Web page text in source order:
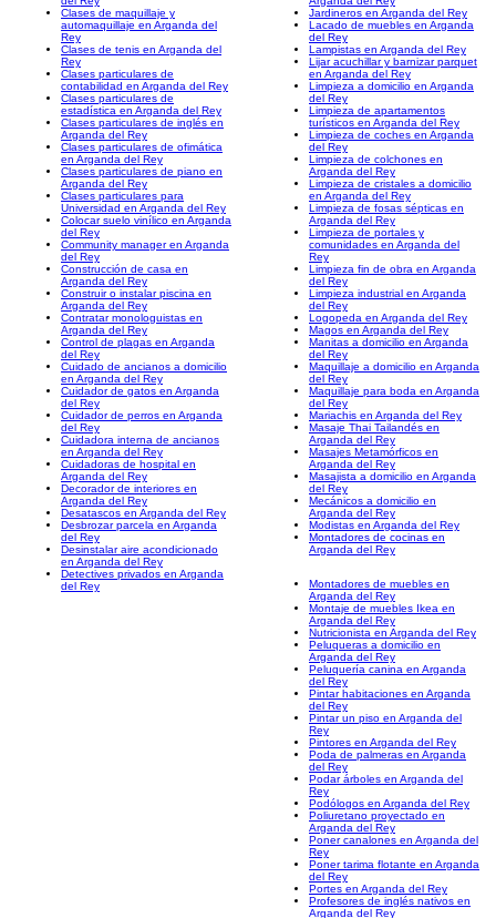
Clases de maquillaje y
automaquillaje en Arganda del
Rey
Clases de tenis en Arganda del
Rey
Clases particulares de
contabilidad en Arganda del Rey
Clases particulares de
estadística en Arganda del Rey
Clases particulares de inglés en
Arganda del Rey
Clases particulares de ofimática
en Arganda del Rey
Clases particulares de piano en
Arganda del Rey
Clases particulares para
Universidad en Arganda del Rey
Colocar suelo vinílico en Arganda
del Rey
Community manager en Arganda
del Rey
Construcción de casa en
Arganda del Rey
Construir o instalar piscina en
Arganda del Rey
Contratar monologuistas en
Arganda del Rey
Control de plagas en Arganda
del Rey
Cuidado de ancianos a domicilio
en Arganda del Rey
Cuidador de gatos en Arganda
del Rey
Cuidador de perros en Arganda
del Rey
Cuidadora interna de ancianos
en Arganda del Rey
Cuidadoras de hospital en
Arganda del Rey
Decorador de interiores en
Arganda del Rey
Desatascos en Arganda del Rey
Desbrozar parcela en Arganda
del Rey
Desinstalar aire acondicionado
en Arganda del Rey
Detectives privados en Arganda
del Rey
Jardineros en Arganda del Rey
Lacado de muebles en Arganda
del Rey
Lampistas en Arganda del Rey
Lijar acuchillar y barnizar parquet
en Arganda del Rey
Limpieza a domicilio en Arganda
del Rey
Limpieza de apartamentos
turísticos en Arganda del Rey
Limpieza de coches en Arganda
del Rey
Limpieza de colchones en
Arganda del Rey
Limpieza de cristales a domicilio
en Arganda del Rey
Limpieza de fosas sépticas en
Arganda del Rey
Limpieza de portales y
comunidades en Arganda del
Rey
Limpieza fin de obra en Arganda
del Rey
Limpieza industrial en Arganda
del Rey
Logopeda en Arganda del Rey
Magos en Arganda del Rey
Manitas a domicilio en Arganda
del Rey
Maquillaje a domicilio en Arganda
del Rey
Maquillaje para boda en Arganda
del Rey
Mariachis en Arganda del Rey
Masaje Thai Tailandés en
Arganda del Rey
Masajes Metamórficos en
Arganda del Rey
Masajista a domicilio en Arganda
del Rey
Mecánicos a domicilio en
Arganda del Rey
Modistas en Arganda del Rey
Montadores de cocinas en
Arganda del Rey
Montadores de muebles en
Arganda del Rey
Montaje de muebles Ikea en
Arganda del Rey
Nutricionista en Arganda del Rey
Peluqueras a domicilio en
Arganda del Rey
Peluquería canina en Arganda
del Rey
Pintar habitaciones en Arganda
del Rey
Pintar un piso en Arganda del
Rey
Pintores en Arganda del Rey
Poda de palmeras en Arganda
del Rey
Podar árboles en Arganda del
Rey
Podólogos en Arganda del Rey
Poliuretano proyectado en
Arganda del Rey
Poner canalones en Arganda del
Rey
Poner tarima flotante en Arganda
del Rey
Portes en Arganda del Rey
Profesores de inglés nativos en
Arganda del Rey